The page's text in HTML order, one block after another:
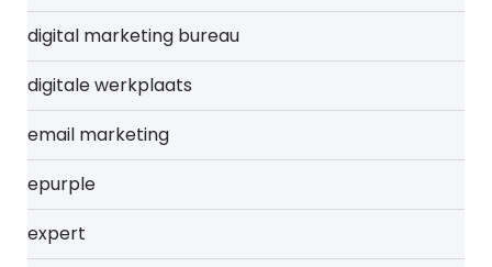
digital marketing bureau
digitale werkplaats
email marketing
epurple
expert